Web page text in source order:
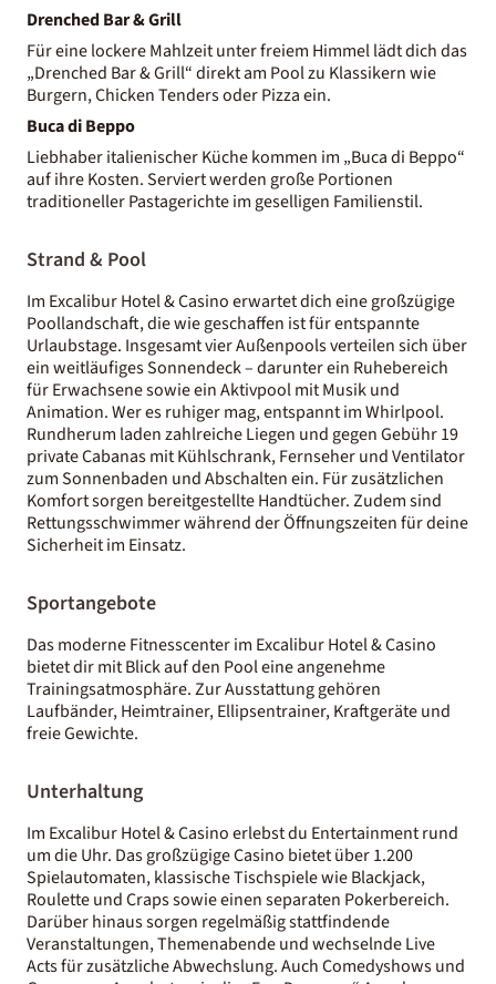
Drenched Bar & Grill
Für eine lockere Mahlzeit unter freiem Himmel lädt dich das
„Drenched Bar & Grill“ direkt am Pool zu Klassikern wie
Burgern, Chicken Tenders oder Pizza ein.
Buca di Beppo
Liebhaber italienischer Küche kommen im „Buca di Beppo“
auf ihre Kosten. Serviert werden große Portionen
traditioneller Pastagerichte im geselligen Familienstil.
Strand & Pool
Im Excalibur Hotel & Casino erwartet dich eine großzügige
Poollandschaft, die wie geschaffen ist für entspannte
Urlaubstage. Insgesamt vier Außenpools verteilen sich über
ein weitläufiges Sonnendeck – darunter ein Ruhebereich
für Erwachsene sowie ein Aktivpool mit Musik und
Animation. Wer es ruhiger mag, entspannt im Whirlpool.
Rundherum laden zahlreiche Liegen und gegen Gebühr 19
private Cabanas mit Kühlschrank, Fernseher und Ventilator
zum Sonnenbaden und Abschalten ein. Für zusätzlichen
Komfort sorgen bereitgestellte Handtücher. Zudem sind
Rettungsschwimmer während der Öffnungszeiten für deine
Sicherheit im Einsatz.
Sportangebote
Das moderne Fitnesscenter im Excalibur Hotel & Casino
bietet dir mit Blick auf den Pool eine angenehme
Trainingsatmosphäre. Zur Ausstattung gehören
Laufbänder, Heimtrainer, Ellipsentrainer, Kraftgeräte und
freie Gewichte.
Unterhaltung
Im Excalibur Hotel & Casino erlebst du Entertainment rund
um die Uhr. Das großzügige Casino bietet über 1.200
Spielautomaten, klassische Tischspiele wie Blackjack,
Roulette und Craps sowie einen separaten Pokerbereich.
Darüber hinaus sorgen regelmäßig stattfindende
Veranstaltungen, Themenabende und wechselnde Live
Acts für zusätzliche Abwechslung. Auch Comedyshows und